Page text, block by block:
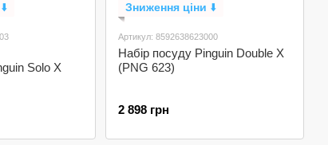
⬇️
Solo Х
Зниження ціни ⬇️
Артикул: 8592638623000
Набір посуду Pinguin Double Х
(PNG 623)
2 898 грн